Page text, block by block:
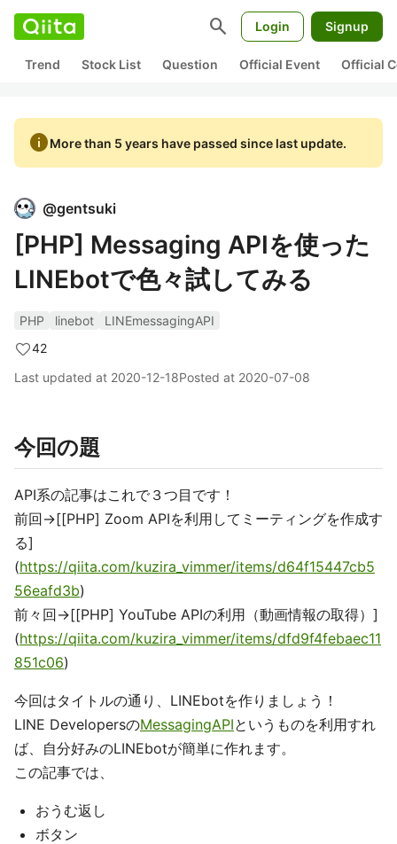
search Login Signup
Trend Stock List Question Official Event Official
infoMore than 5 years have passed since last update.
@gentsuki
[PHP] Messaging APIを使った
LINEbotで色々試してみる
PHP linebot
LINEmessagingAPI
42
Last updated at 2020-12-18Posted at 2020-07-08
今回の題
API系の記事はこれで３つ目です！
前回→[[PHP] Zoom APIを利用してミーティングを作成す
る]
(https://qiita.com/kuzira_vimmer/items/d64f15447cb5
56eafd3b)
前々回→[[PHP] YouTube APIの利用（動画情報の取得）]
(https://qiita.com/kuzira_vimmer/items/dfd9f4febaec11
851c06)
今回はタイトルの通り、LINEbotを作りましょう！
LINE DevelopersのMessagingAPIというものを利用すれ
ば、自分好みのLINEbotが簡単に作れます。
この記事では、
おうむ返し
ボタン